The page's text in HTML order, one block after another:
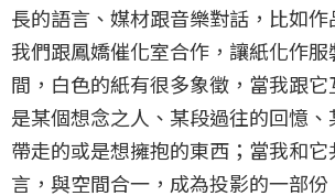
長的語言、媒材跟音樂對話，比如作
我們跟鳳嬌催化室合作，讓紙化作
間，白色的紙有很多象徵，當我跟
是某個想念之人、某段過往的回憶
帶走的或是想擁抱的東西；當我和
言，與空間合一，成為投影的一部